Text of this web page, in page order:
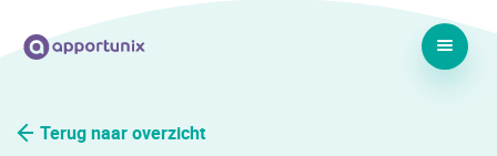
Terug naar overzicht